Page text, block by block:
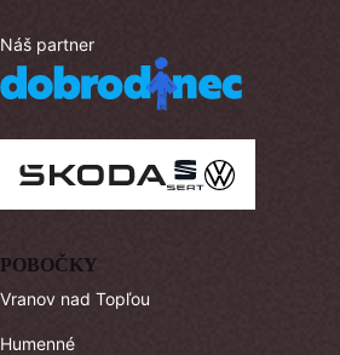
Náš partner
POBOČKY
Vranov nad Topľou
Humenné